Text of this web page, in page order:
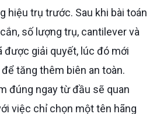
hiệu trụ trước. Sau khi bài toán
số lượng trụ, cantilever và
được giải quyết, lúc đó mới
tăng thêm biên an toàn.
đúng ngay từ đầu sẽ quan
việc chỉ chọn một tên hãng